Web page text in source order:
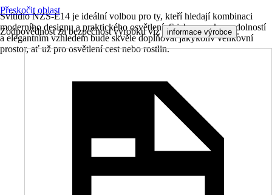
Svítidlo NZS-E14 je ideální volbou pro ty, kteří hledají kombinaci
moderního designu a praktického osvětlení. S jeho vysokou odolností
a elegantním vzhledem bude skvěle doplňovat jakýkoliv venkovní
prostor, ať už pro osvětlení cest nebo rostlin.
Přeskočit oblast
Zodpovědnost za bezpečnost výrobku viz informace výrobce .